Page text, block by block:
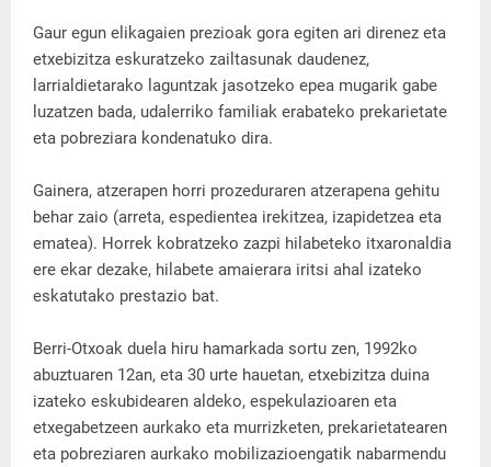
Gaur egun elikagaien prezioak gora egiten ari direnez eta
etxebizitza eskuratzeko zailtasunak daudenez,
larrialdietarako laguntzak jasotzeko epea mugarik gabe
luzatzen bada, udalerriko familiak erabateko prekarietate
eta pobreziara kondenatuko dira.
Gainera, atzerapen horri prozeduraren atzerapena gehitu
behar zaio (arreta, espedientea irekitzea, izapidetzea eta
ematea). Horrek kobratzeko zazpi hilabeteko itxaronaldia
ere ekar dezake, hilabete amaierara iritsi ahal izateko
eskatutako prestazio bat.
Berri-Otxoak duela hiru hamarkada sortu zen, 1992ko
abuztuaren 12an, eta 30 urte hauetan, etxebizitza duina
izateko eskubidearen aldeko, espekulazioaren eta
etxegabetzeen aurkako eta murrizketen, prekarietatearen
eta pobreziaren aurkako mobilizazioengatik nabarmendu